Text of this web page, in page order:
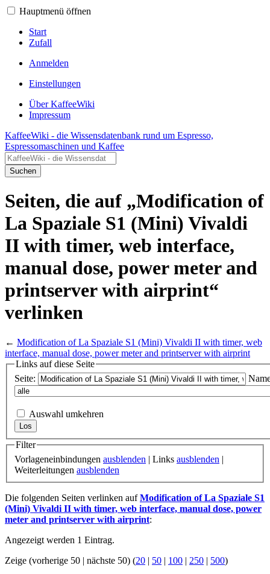
Hauptmenü öffnen
Start
Zufall
Anmelden
Einstellungen
Über KaffeeWiki
Impressum
KaffeeWiki - die Wissensdatenbank rund um Espresso,
Espressomaschinen und Kaffee
Suchen
Seiten, die auf „Modification of
La Spaziale S1 (Mini) Vivaldi
II with timer, web interface,
manual dose, power meter and
printserver with airprint“
verlinken
← Modification of La Spaziale S1 (Mini) Vivaldi II with timer, web
interface, manual dose, power meter and printserver with airprint
Links auf diese Seite
Seite:
Auswahl umkehren
Filter
Vorlageneinbindungen ausblenden | Links ausblenden |
Weiterleitungen ausblenden
Die folgenden Seiten verlinken aufModification of La Spaziale S1
(Mini) Vivaldi II with timer, web interface, manual dose, power
meter and printserver with airprint:
Angezeigt werden 1 Eintrag.
Zeige (vorherige 50 | nächste 50) (20 | 50 | 100 | 250 | 500)